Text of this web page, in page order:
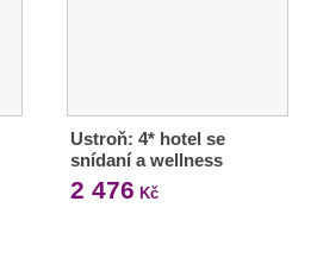
Ustroň: 4* hotel se
snídaní a wellness
2 476 Kč